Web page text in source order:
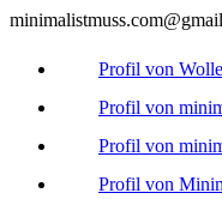
Profil von
Profil von
Profil von
Profil von